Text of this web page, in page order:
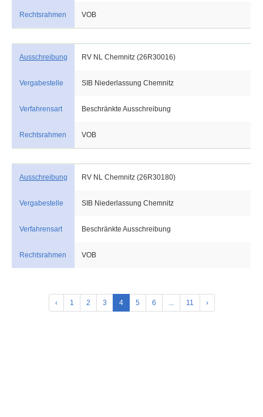
Rechtsrahmen VOB
Ausschreibung RV NL Chemnitz (26R30016)
Vergabestelle SIB Niederlassung Chemnitz
Verfahrensart Beschränkte Ausschreibung
Rechtsrahmen VOB
Ausschreibung RV NL Chemnitz (26R30180)
Vergabestelle SIB Niederlassung Chemnitz
Verfahrensart Beschränkte Ausschreibung
Rechtsrahmen VOB
‹ 1 2 3 4 5 6 ... 11 ›